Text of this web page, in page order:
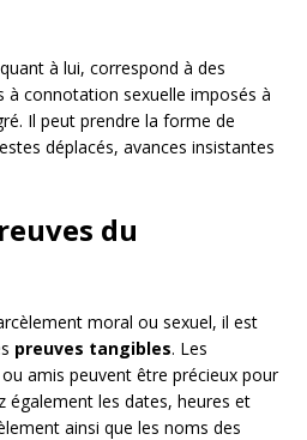
à lui, correspond à des
connotation sexuelle imposés à
Il peut prendre la forme de
déplacés, avances insistantes
du
moral ou sexuel, il est
preuves tangibles. Les
amis peuvent être précieux pour
également les dates, heures et
ainsi que les noms des